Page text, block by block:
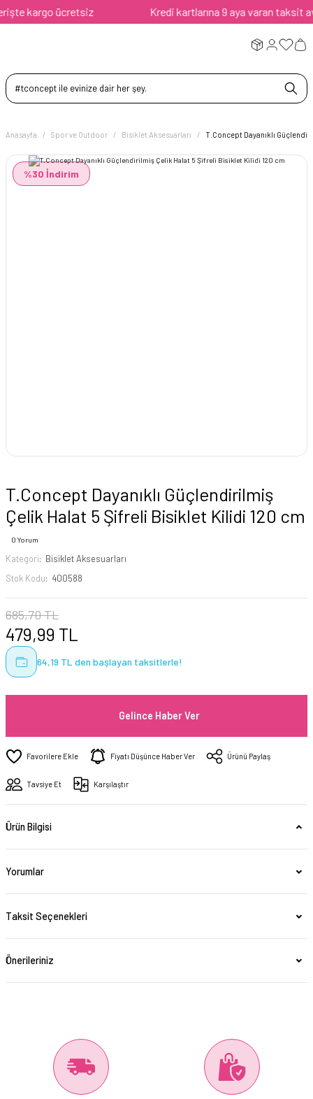
kargo ücretsiz Kredi kartlarına 9 aya varan taksit
Anasayfa Spor ve Outdoor Bisiklet Aksesuarları T.Concept Dayanıklı
%30 İndirim
T.Concept Dayanıklı Güçlendirilmiş
Çelik Halat 5 Şifreli Bisiklet Kilidi 120 cm
0 Yorum
Kategori
Bisiklet Aksesuarları
Stok Kodu
400588
685,70 TL
479,99 TL
64,19 TL den başlayan taksitlerle!
Gelince Haber Ver
Fiyatı Düşünce Haber Ver Ürünü Paylaş
Tavsiye Et Karşılaştır
Ürün Bilgisi
Yorumlar
Taksit Seçenekleri
Önerileriniz